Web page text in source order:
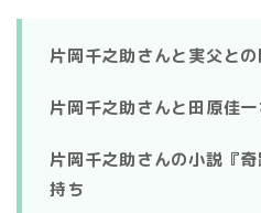
片岡千之助さんと実父と
片岡千之助さんと田原佳
片岡千之助さんの小説『
持ち